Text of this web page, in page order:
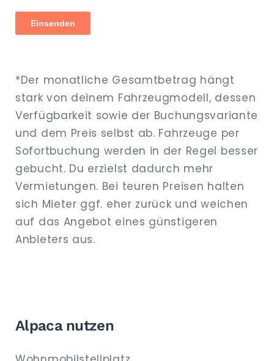
*Der monatliche Gesamtbetrag hängt
stark von deinem Fahrzeugmodell, dessen
Verfügbarkeit sowie der Buchungsvariante
und dem Preis selbst ab. Fahrzeuge per
Sofortbuchung werden in der Regel besser
gebucht. Du erzielst dadurch mehr
Vermietungen. Bei teuren Preisen halten
sich Mieter ggf. eher zurück und weichen
auf das Angebot eines günstigeren
Anbieters aus.
Alpaca nutzen